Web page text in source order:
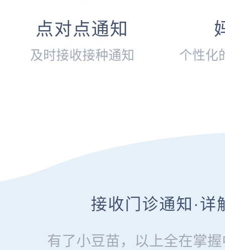
点对点通知
及时接收接种通知 个性化
接收门诊通知·详
有了小豆苗，以上全在掌